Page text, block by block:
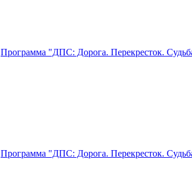
Программа "ДПС: Дорога. Перекресток.
Программа "ДПС: Дорога. Перекресток.